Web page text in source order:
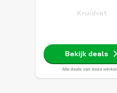
Kruidvat
Bekijk deals
Alle deals van deze winkel